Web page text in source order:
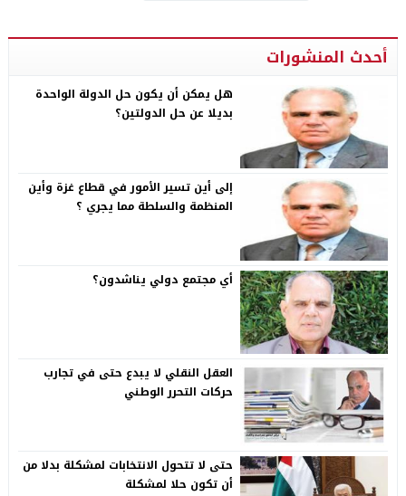
أحدث المنشورات
هل يمكن أن يكون حل الدولة الواحدة
بديلا عن حل الدولتين؟
إلى أين تسير الأمور في قطاع غزة وأين
المنظمة والسلطة مما يجري ؟
أي مجتمع دولي يناشدون؟
العقل النقلي لا يبدع حتى في تجارب
حركات التحرر الوطني
حتى لا تتحول الانتخابات لمشكلة بدلا من
أن تكون حلا لمشكلة